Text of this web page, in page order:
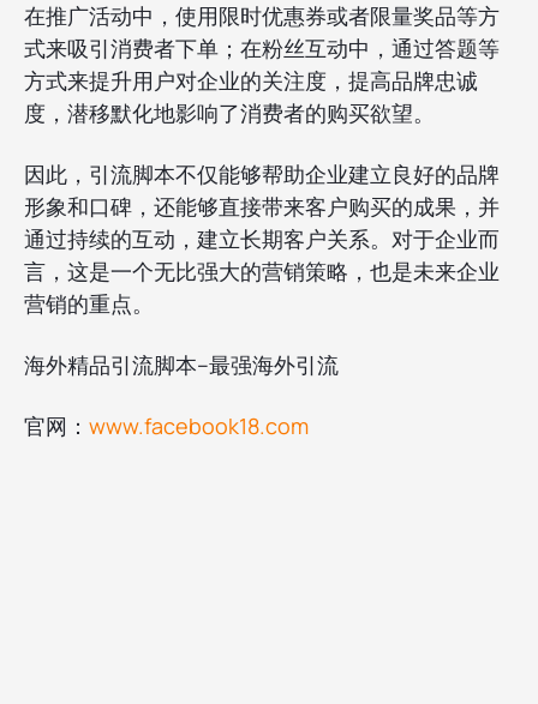
在推广活动中，使用限时优惠券或者限量奖品等方
式来吸引消费者下单；在粉丝互动中，通过答题等
方式来提升用户对企业的关注度，提高品牌忠诚
度，潜移默化地影响了消费者的购买欲望。
因此，引流脚本不仅能够帮助企业建立良好的品牌
形象和口碑，还能够直接带来客户购买的成果，并
通过持续的互动，建立长期客户关系。对于企业而
言，这是一个无比强大的营销策略，也是未来企业
营销的重点。
海外精品引流脚本--最强海外引流
官网： www.facebook18.com